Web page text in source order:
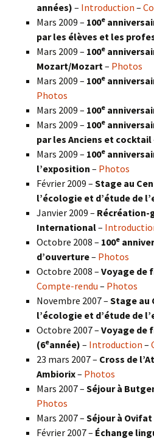
années) – Introduction –
Mars 2009 – 100e
par les élèves et les
Mars 2009 – 100e
Mozart/Mozart– Photos
Mars 2009 – 100e
Photos
Mars 2009 – 100e
Mars 2009 – 100e
par les Anciens et cocktail
Mars 2009 – 100e
l’exposition – Photos
Février 2009 – Stage au
l’écologie et d’étude de
Janvier 2009 – Récréation-
International–
Octobre 2008 – 100e
d’ouverture– Photos
Octobre 2008 – Voyage de
Compte-rendu – Photos
Novembre 2007 – Stage au
l’écologie et d’étude de
Octobre 2007 – Voyage de
(6eannée) – Introduction –
23 mars 2007 – Cross de
Ambiorix– Photos
Mars 2007 – Séjour à
Photos
Mars 2007 – Séjour à Ovifat
Février 2007 – Échange